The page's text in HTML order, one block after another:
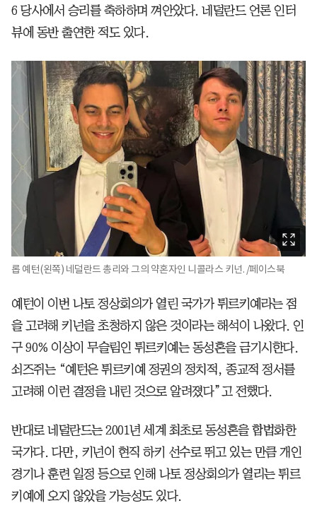
6 당사에서 승리를 축하하며 껴안았다. 네덜란드 언론 인터
뷰에 동반 출연한 적도 있다.
롭 예턴(왼쪽) 네덜란드 총리와 그의 약혼자인 니콜라스 키넌. /페이스북
예턴이 이번 나토 정상회의가 열린 국가가 튀르키예라는 점
을 고려해 키넌을 초청하지 않은 것이라는 해석이 나왔다. 인
구 90% 이상이 무슬림인 튀르키예는 동성혼을 금기시한다.
쇠즈쥐는 “예턴은 튀르키예 정권의 정치적, 종교적 정서를
고려해 이런 결정을 내린 것으로 알려졌다”고 전했다.
반대로 네덜란드는 2001년 세계 최초로 동성혼을 합법화한
국가다. 다만, 키넌이 현직 하키 선수로 뛰고 있는 만큼 개인
경기나 훈련 일정 등으로 인해 나토 정상회의가 열리는 튀르
키예에 오지 않았을 가능성도 있다.